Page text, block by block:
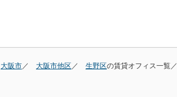
大阪市 大阪市他区 生野区の賃貸オフィス一覧